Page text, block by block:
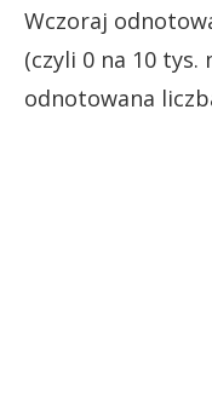
Wczoraj
(czyli 0 na 10
odnotowana